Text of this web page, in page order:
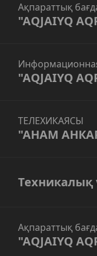
Ақпараттық
"AQJAIYQ
"AQJAIYQ
ТЕЛЕХИКАЯСЫ
"АНАМ
Техникалық
Ақпараттық
"AQJAIYQ